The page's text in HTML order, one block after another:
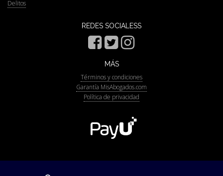
Delitos
REDES SOCIALESS
MÁS
Términos y condiciones
Garantía MisAbogados.com
Política de privacidad